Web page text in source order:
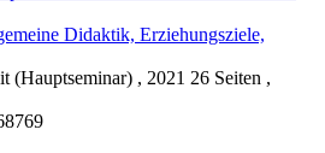
Didaktik, Erziehungsziele,
(Hauptseminar) , 2021 26 Seiten ,